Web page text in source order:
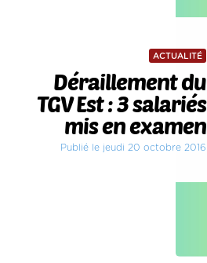
ACTUALITÉ
Déraillement du
TGV Est : 3 salariés
mis en examen
Publié le jeudi 20 octobre 2016